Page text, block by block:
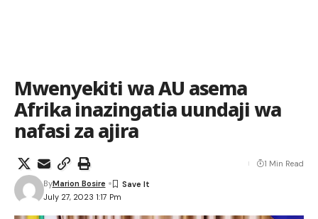
Mwenyekiti wa AU asema
Afrika inazingatia uundaji wa
nafasi za ajira
July 27, 2023 1:17 Pm
ByMarion Bosire
1 Min Read